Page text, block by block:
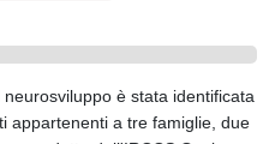
3.017966
0.859288
GHS 13.596606
GIP 0.859288
è stata identificata
appartenenti a tre famiglie, due